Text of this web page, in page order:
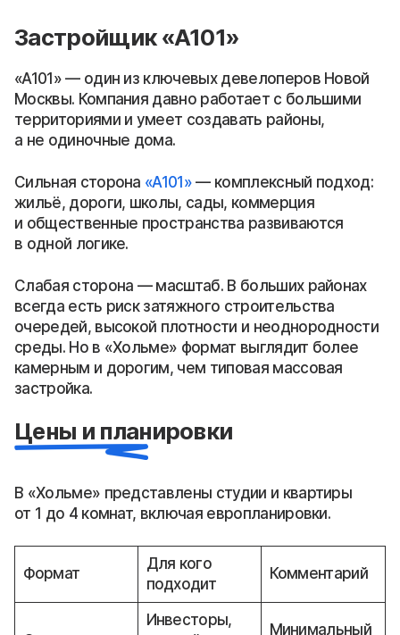
Застройщик «А101»
«А101» — один из ключевых девелоперов Новой
Москвы. Компания давно работает с большими
территориями и умеет создавать районы,
а не одиночные дома.
Сильная сторона «А101» — комплексный подход:
жильё, дороги, школы, сады, коммерция
и общественные пространства развиваются
в одной логике.
Слабая сторона — масштаб. В больших районах
всегда есть риск затяжного строительства
очередей, высокой плотности и неоднородности
среды. Но в «Хольме» формат выглядит более
камерным и дорогим, чем типовая массовая
застройка.
Цены и планировки
В «Хольме» представлены студии и квартиры
от 1 до 4 комнат, включая европланировки.
Формат
Для кого
подходит
Комментарий
Инвесторы,
Минимальный